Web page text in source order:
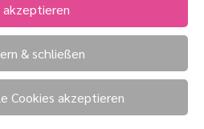
& schließen
Cookies akzeptieren